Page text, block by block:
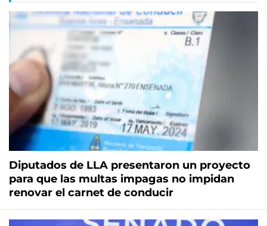
Diputados de LLA presentaron un proyecto
para que las multas impagas no impidan
renovar el carnet de conducir